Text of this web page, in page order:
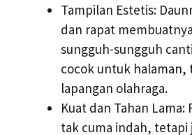
Tampilan Estetis:
dan rapat
sungguh-sungguh
cocok untuk halaman,
lapangan olahraga.
Kuat dan Tahan
tak cuma indah, tetapi